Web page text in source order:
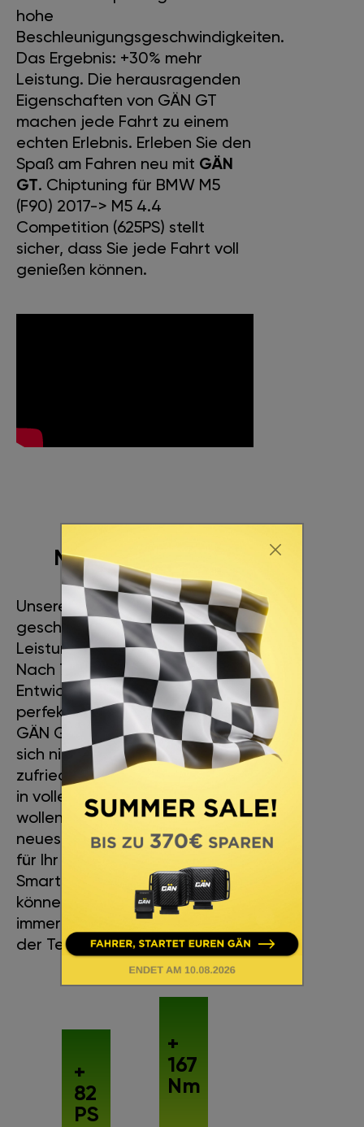
hohe
Beschleunigungsgeschwindigkeiten.
Das Ergebnis: +30% mehr
Leistung. Die herausragenden
Eigenschaften von GÄN GT
machen jede Fahrt zu einem
echten Erlebnis. Erleben Sie den
Spaß am Fahren neu mit GÄN
GT. Chiptuning für BMW M5
(F90) 2017-> M5 4.4
Competition (625PS) stellt
sicher, dass Sie jede Fahrt voll
genießen können.
MEHR LEISTUNG
Unsere Ingenieure haben es
geschafft, einen maximalen
Leistungszuwachs zu erreichen.
Nach 7 Jahren intensiver
Entwicklung haben wir ein
perfektes Produkt geschaffen.
GÄN GT richtet sich an alle, die
sich nicht mit Mittelmäßigkeit
zufriedengeben und das Leben
in vollen Zügen genießen
wollen. Sie erhalten immer die
neueste Version der Software
für Ihr Auto, die Sie einfach per
Smartphone aktualisieren
können. Mit GÄN GT sind Sie
immer auf dem neuesten Stand
der Technik.
+
82
PS
+
167
Nm